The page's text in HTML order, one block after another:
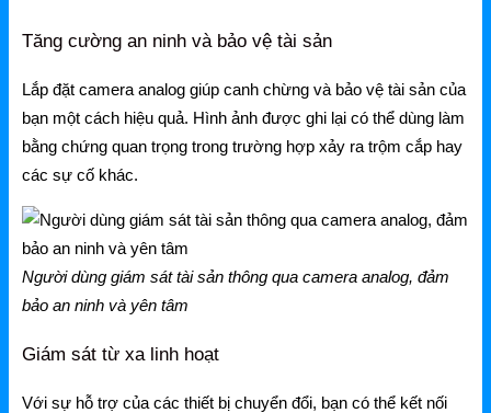
Home Router WiFi
EnGenius
EnGenius Router
EnGenius Switch
EnGenius WiFi
Phụ kiện EnGenius
EnGenius Controller
Tăng cường an ninh và bảo vệ tài sản
Lắp đặt camera analog giúp canh chừng và bảo vệ tài sản của
bạn một cách hiệu quả. Hình ảnh được ghi lại có thể dùng làm
bằng chứng quan trọng trong trường hợp xảy ra trộm cắp hay
các sự cố khác.
Người dùng giám sát tài sản thông qua camera analog, đảm
bảo an ninh và yên tâm
Giám sát từ xa linh hoạt
Với sự hỗ trợ của các thiết bị chuyển đổi, bạn có thể kết nối